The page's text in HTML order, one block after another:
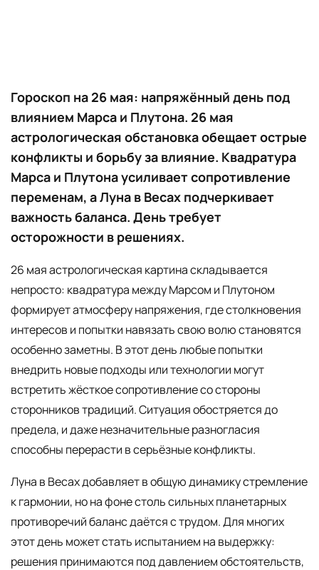
Гороскоп на 26 мая: напряжённый день под
влиянием Марса и Плутона. 26 мая
астрологическая обстановка обещает острые
конфликты и борьбу за влияние. Квадратура
Марса и Плутона усиливает сопротивление
переменам, а Луна в Весах подчеркивает
важность баланса. День требует
осторожности в решениях.
26 мая астрологическая картина складывается
непросто: квадратура между Марсом и Плутоном
формирует атмосферу напряжения, где столкновения
интересов и попытки навязать свою волю становятся
особенно заметны. В этот день любые попытки
внедрить новые подходы или технологии могут
встретить жёсткое сопротивление со стороны
сторонников традиций. Ситуация обостряется до
предела, и даже незначительные разногласия
способны перерасти в серьёзные конфликты.
Луна в Весах добавляет в общую динамику стремление
к гармонии, но на фоне столь сильных планетарных
противоречий баланс даётся с трудом. Для многих
этот день может стать испытанием на выдержку:
решения принимаются под давлением обстоятельств,